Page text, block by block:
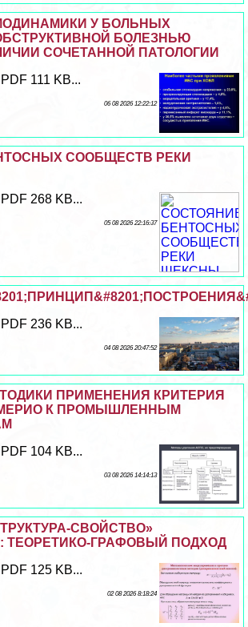
У БОЛЬНЫХ
БОЛЕЗНЬЮ
СОЧЕТАННОЙ ПАТОЛОГИИ
111 KB...
06 08 2026 12:22:12
СООБЩЕСТВ РЕКИ
268 KB...
05 08 2026 22:16:37
236 KB...
04 08 2026 20:47:52
ПРИМЕНЕНИЯ КРИТЕРИЯ
К ПРОМЫШЛЕННЫМ
104 KB...
03 08 2026 14:14:13
СВОЙСТВО»
ТЕОРЕТИКО-ГРАФОВЫЙ ПОДХОД
125 KB...
02 08 2026 8:18:24